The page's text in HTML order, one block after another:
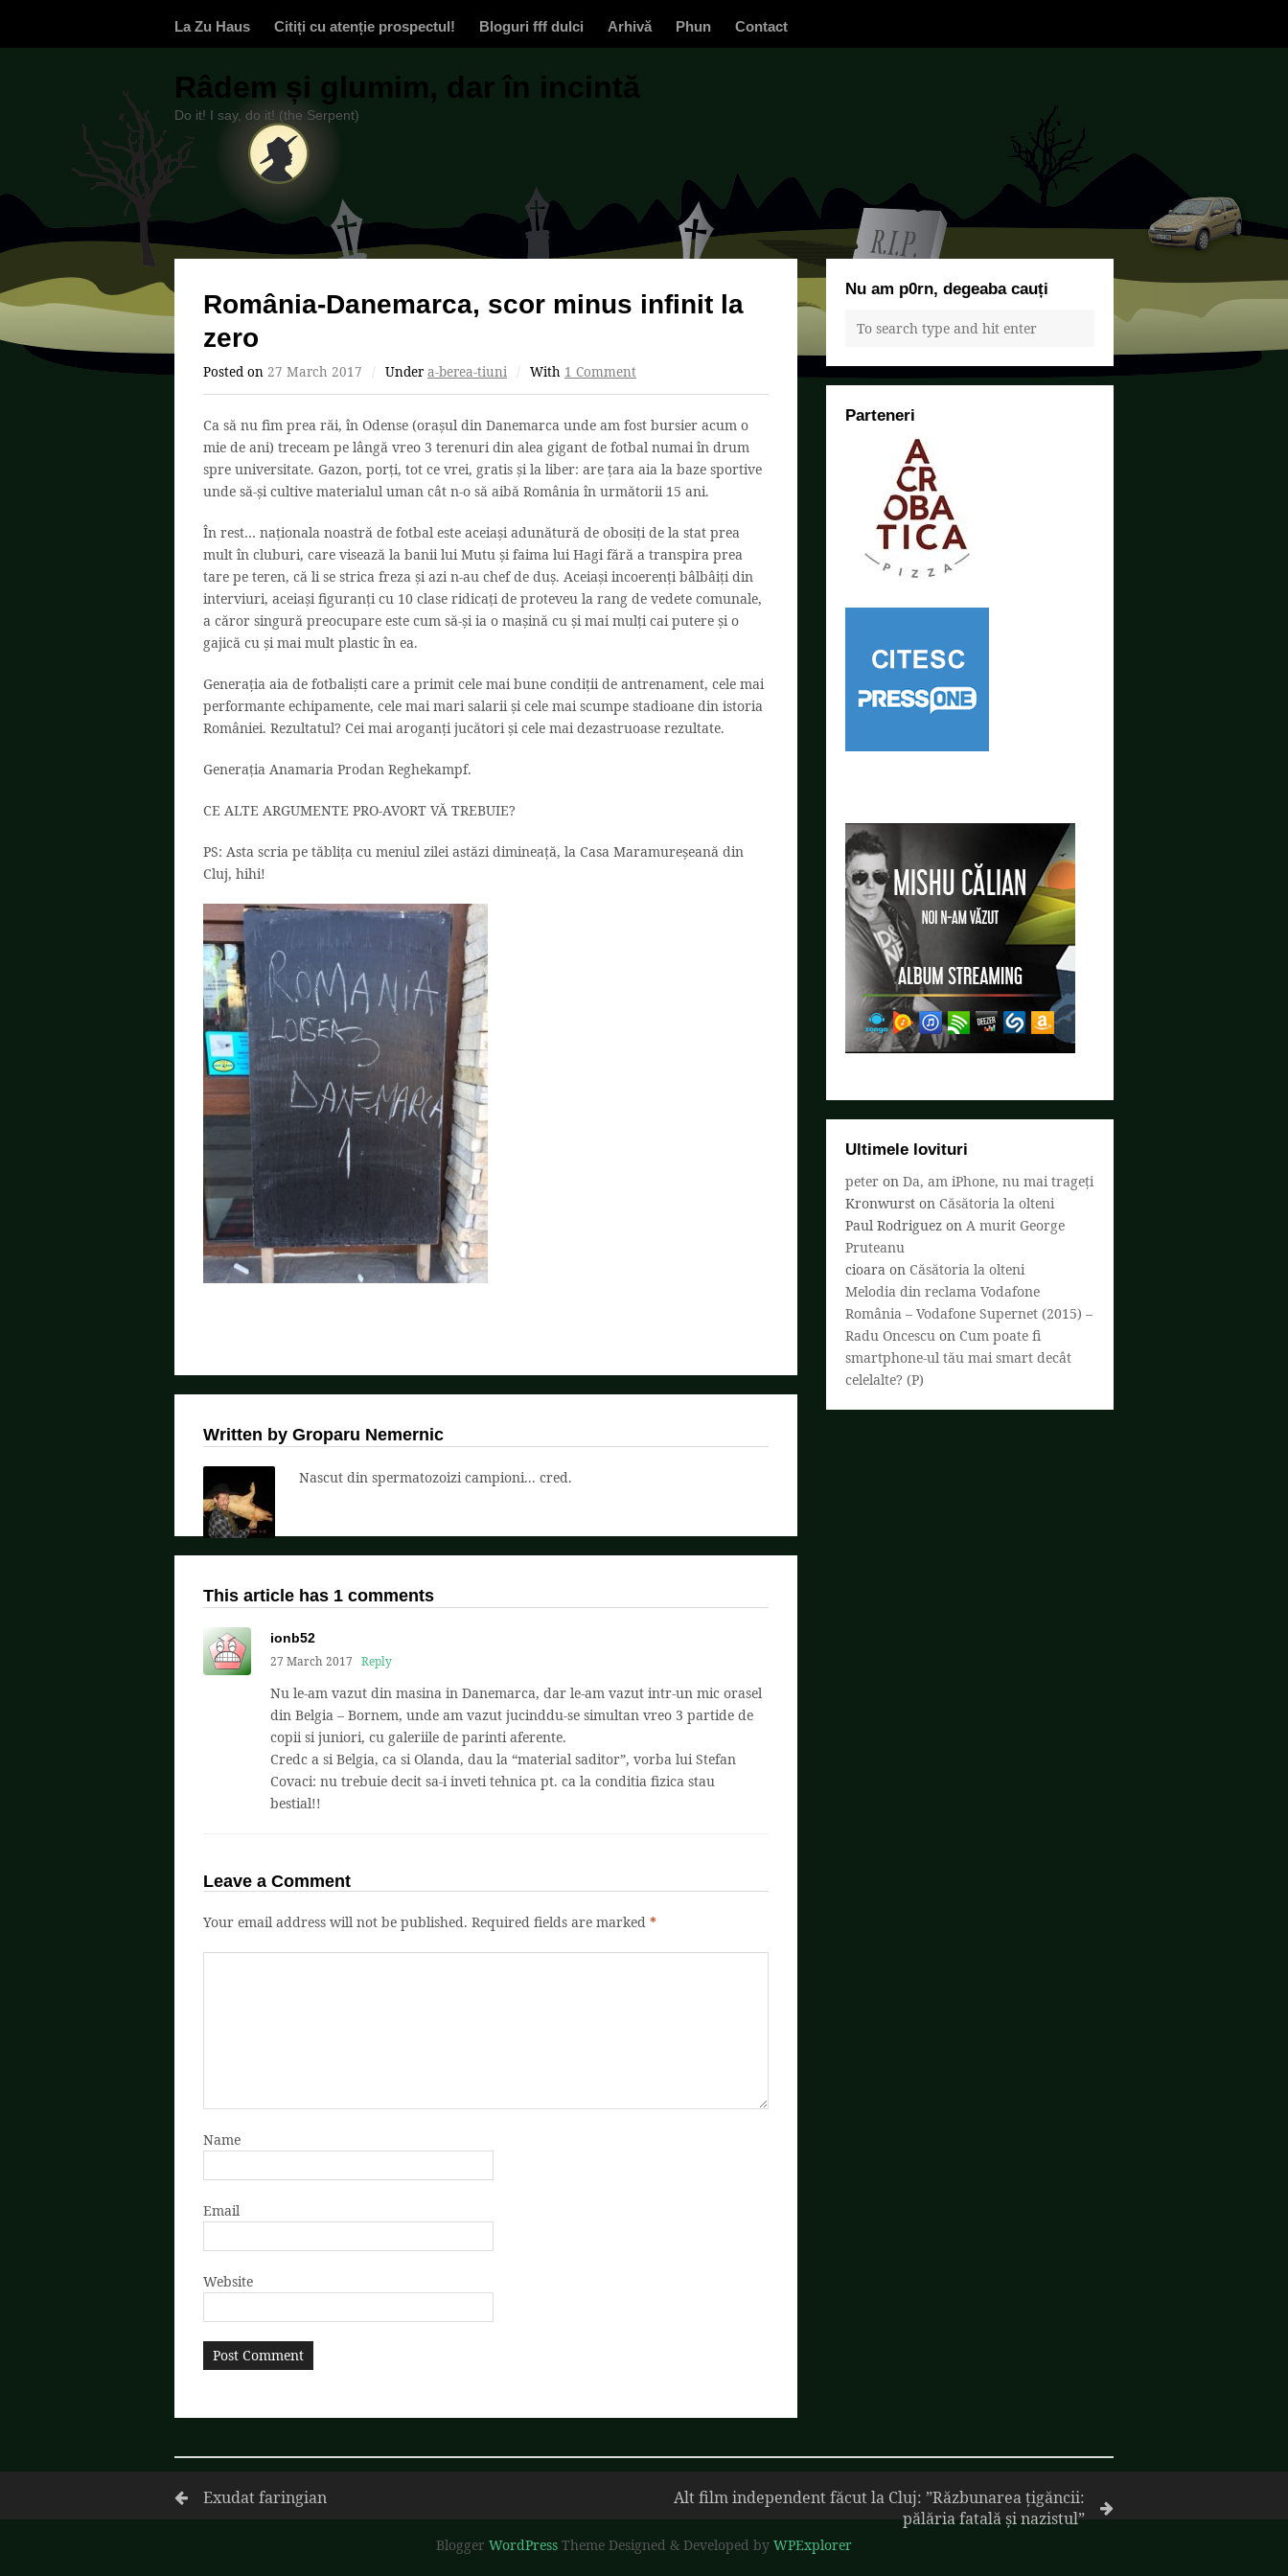
La Zu Haus Citiți cu atenție prospectul! Bloguri fff dulci Arhivă Phun Contact
Râdem și glumim, dar în incintă
Do it! I say, do it! (the Serpent)
România-Danemarca, scor minus infinit la
zero
Posted on 27 March 2017 / Under a-berea-tiuni / With 1 Comment
Ca să nu fim prea răi, în Odense (orașul din Danemarca unde am fost bursier acum o
mie de ani) treceam pe lângă vreo 3 terenuri din alea gigant de fotbal numai în drum
spre universitate. Gazon, porți, tot ce vrei, gratis și la liber: are țara aia la baze sportive
unde să-și cultive materialul uman cât n-o să aibă România în următorii 15 ani.
În rest… naționala noastră de fotbal este aceiași adunătură de obosiți de la stat prea
mult în cluburi, care visează la banii lui Mutu și faima lui Hagi fără a transpira prea
tare pe teren, că li se strica freza și azi n-au chef de duș. Aceiași incoerenți bâlbâiți din
interviuri, aceiași figuranți cu 10 clase ridicați de proteveu la rang de vedete comunale,
a căror singură preocupare este cum să-și ia o mașină cu și mai mulți cai putere și o
gajică cu și mai mult plastic în ea.
Generația aia de fotbaliști care a primit cele mai bune condiții de antrenament, cele mai
performante echipamente, cele mai mari salarii și cele mai scumpe stadioane din istoria
României. Rezultatul? Cei mai aroganți jucători și cele mai dezastruoase rezultate.
Generația Anamaria Prodan Reghekampf.
CE ALTE ARGUMENTE PRO-AVORT VĂ TREBUIE?
PS: Asta scria pe tăblița cu meniul zilei astăzi dimineață, la Casa Maramureșeană din
Cluj, hihi!
Written by Groparu Nemernic
Nascut din spermatozoizi campioni... cred.
This article has 1 comments
ionb52
27 March 2017
Reply
Nu le-am vazut din masina in Danemarca, dar le-am vazut intr-un mic orasel
din Belgia – Bornem, unde am vazut jucinddu-se simultan vreo 3 partide de
copii si juniori, cu galeriile de parinti aferente.
Credc a si Belgia, ca si Olanda, dau la “material saditor”, vorba lui Stefan
Covaci: nu trebuie decit sa-i inveti tehnica pt. ca la conditia fizica stau
bestial!!
Leave a Comment
Your email address will not be published. Required fields are marked *
Name
Email
Website
Nu am p0rn, degeaba cauți
Parteneri
Ultimele lovituri
peter on Da, am iPhone, nu mai trageți
Kronwurst on Căsătoria la olteni
Paul Rodriguez on A murit George
Pruteanu
cioara on Căsătoria la olteni
Melodia din reclama Vodafone
România – Vodafone Supernet (2015) –
Radu Oncescu on Cum poate fi
smartphone-ul tău mai smart decât
celelalte? (P)
Exudat faringian
Alt film independent făcut la Cluj: ”Răzbunarea țigăncii:
pălăria fatală și nazistul”
Blogger WordPress Theme Designed & Developed by WPExplorer